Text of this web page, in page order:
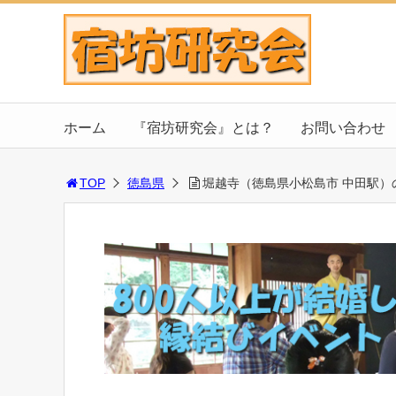
ホーム 『宿坊研究会』とは？ お問い合わせ
TOP 徳島県 堀越寺（徳島県小松島市 中田駅）